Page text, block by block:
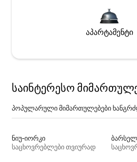
აპარტამენტი
საინტერესო
პოპულარული მიმართულებები
ნიუ-იორკი
საცხოვრებლები თვიურად